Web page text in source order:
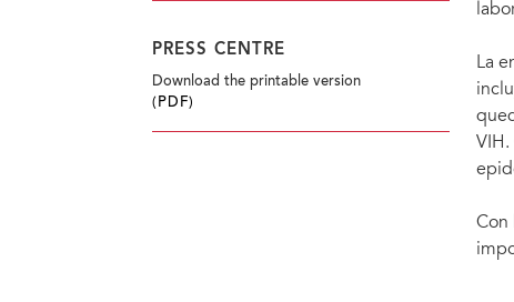
La
VIH.
Con
PRESS CENTRE
Download the printable version
(PDF)